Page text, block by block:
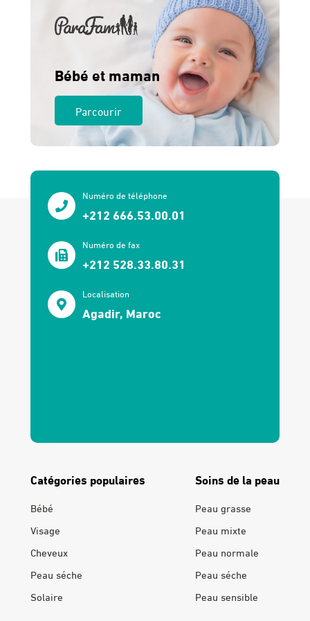
Bébé et maman
Parcourir
Numéro de téléphone
+212 666.53.00.01
Numéro de fax
+212 528.33.80.31
Localisation
Agadir, Maroc
Catégories populaires
Bébé
Visage
Cheveux
Peau séche
Solaire
Soins de la peau
Peau grasse
Peau mixte
Peau normale
Peau séche
Peau sensible